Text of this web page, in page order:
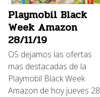
Playmobil Black
Week Amazon
28/11/19
OS dejamos las ofertas
mas destacadas de la
Playmobil Black Week
Amazon de hoy jueves 28